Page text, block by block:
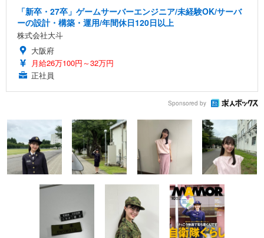
「新卒・27卒」ゲームサーバーエンジニア/未経験OK/サーバ
ーの設計・構築・運用/年間休日120日以上
株式会社大斗
大阪府
月給26万100円～32万円
正社員
Sponsored by